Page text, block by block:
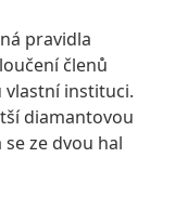
pravidla
členů
vlastní instituci.
diamantovou
ze dvou hal